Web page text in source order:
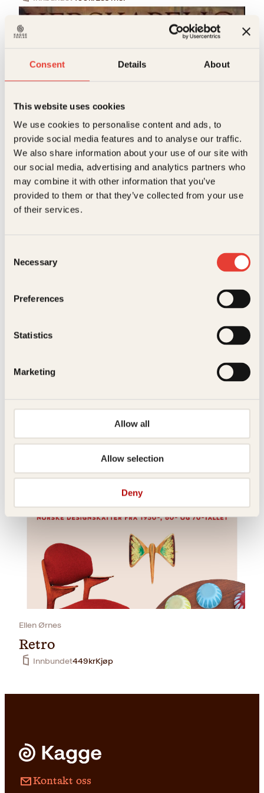
Consent Details About
This website uses cookies
We use cookies to personalise content and ads, to
provide social media features and to analyse our traffic.
We also share information about your use of our site with
our social media, advertising and analytics partners who
may combine it with other information that you’ve
provided to them or that they’ve collected from your use
of their services.
Selection
Necessary
Preferences
Statistics
Marketing
Allow all
Allow selection
Deny
Solveig Hisdal, Toppen Bech
Herskapelig
Innbundet499krLes mer
Mari Melilot
Innbundet
Hege Larsen, Lene Agnete Imbsen
Ly for natten
Les mer
Ellen Ørnes
Retro
Innbundet449krKjøp
Kontakt oss